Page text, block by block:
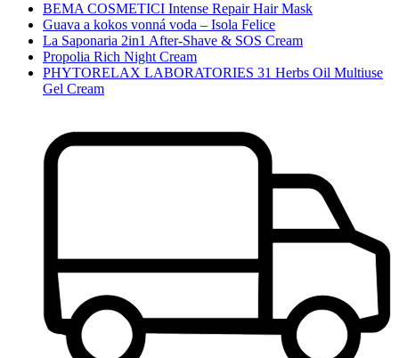
BEMA COSMETICI Intense Repair Hair Mask
Guava a kokos vonná voda – Isola Felice
La Saponaria 2in1 After-Shave & SOS Cream
Propolia Rich Night Cream
PHYTORELAX LABORATORIES 31 Herbs Oil Multiuse
Gel Cream